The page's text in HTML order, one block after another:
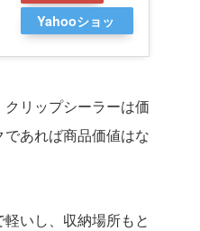
Yahooショッ
リップシーラーは価
あれば商品価値はな
いし、収納場所もと